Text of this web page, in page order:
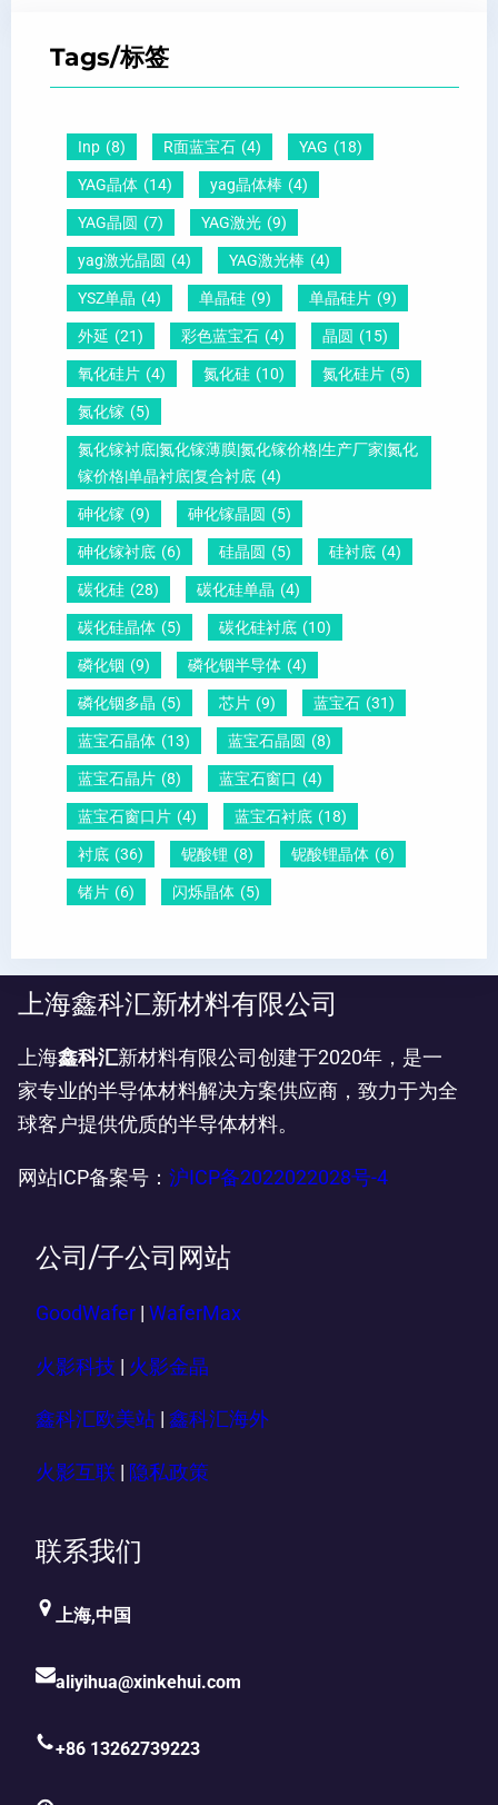
）
因
？
给
你
说
明
晶
向
1
1
0
怎
？
晶
Tags/标签
Inp (8) R面蓝宝石 (4) YAG (18)
YAG晶体 (14) yag晶体棒 (4)
YAG晶圆 (7) YAG激光 (9)
yag激光晶圆 (4) YAG激光棒 (4)
YSZ单晶 (4) 单晶硅 (9) 单晶硅片 (9)
外延 (21) 彩色蓝宝石 (4) 晶圆 (15)
氧化硅片 (4) 氮化硅 (10) 氮化硅片 (5)
氮化镓 (5)
氮化镓衬底|氮化镓薄膜|氮化镓价格|生产厂家|氮化
镓价格|单晶衬底|复合衬底 (4)
砷化镓 (9) 砷化镓晶圆 (5)
砷化镓衬底 (6) 硅晶圆 (5) 硅衬底 (4)
碳化硅 (28) 碳化硅单晶 (4)
碳化硅晶体 (5) 碳化硅衬底 (10)
磷化铟 (9) 磷化铟半导体 (4)
磷化铟多晶 (5) 芯片 (9) 蓝宝石 (31)
蓝宝石晶体 (13) 蓝宝石晶圆 (8)
蓝宝石晶片 (8) 蓝宝石窗口 (4)
蓝宝石窗口片 (4) 蓝宝石衬底 (18)
衬底 (36) 铌酸锂 (8) 铌酸锂晶体 (6)
锗片 (6) 闪烁晶体 (5)
上海鑫科汇新材料有限公司
上海鑫科汇新材料有限公司创建于2020年，是一
家专业的半导体材料解决方案供应商，致力于为全
球客户提供优质的半导体材料。
网站ICP备案号： 沪ICP备2022022028号-4
公司/子公司网站
GoodWafer WaferMax
火影科技 | 火影金晶
鑫科汇欧美站 鑫科汇海外
火影互联 | 隐私政策
联系我们
上海,中国
aliyihua@xinkehui.com
+86 13262739223